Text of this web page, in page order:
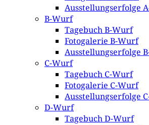
Ausstellungserfolge
B-Wurf
Tagebuch B-Wurf
Fotogalerie B-Wurf
Ausstellungserfolge
C-Wurf
Tagebuch C-Wurf
Fotogalerie C-Wurf
Ausstellungserfolge
D-Wurf
Tagebuch D-Wurf